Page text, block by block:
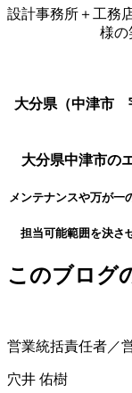
設計事務所＋工務
様の
大分県（中津市
大分県中津市の
メンテナンスや万が一
担当可能範囲を決さ
このブログ
営業統括責任者／
穴井 佑樹